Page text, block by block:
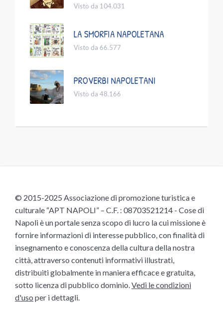
Visto da 104.031
LA SMORFIA NAPOLETANA
Visto da 66.577
PROVERBI NAPOLETANI
Visto da 48.166
© 2015-2025 Associazione di promozione turistica e
culturale “APT NAPOLI” – C.F. : 08703521214 - Cose di
Napoli è un portale senza scopo di lucro la cui missione è
fornire informazioni di interesse pubblico, con finalità di
insegnamento e conoscenza della cultura della nostra
città, attraverso contenuti informativi illustrati,
distribuiti globalmente in maniera efficace e gratuita,
sotto licenza di pubblico dominio.Vedi le condizioni
d'uso per i dettagli.